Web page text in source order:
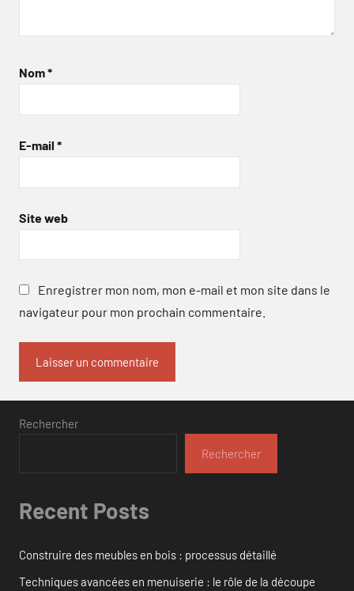
Nom*
E-mail *
Site web
Enregistrer mon nom, mon e-mail et mon site dans le
navigateur pour mon prochain commentaire.
Rechercher
Rechercher
Recent Posts
Construire des meubles en bois : processus détaillé
Techniques avancées en menuiserie : le rôle de la découpe